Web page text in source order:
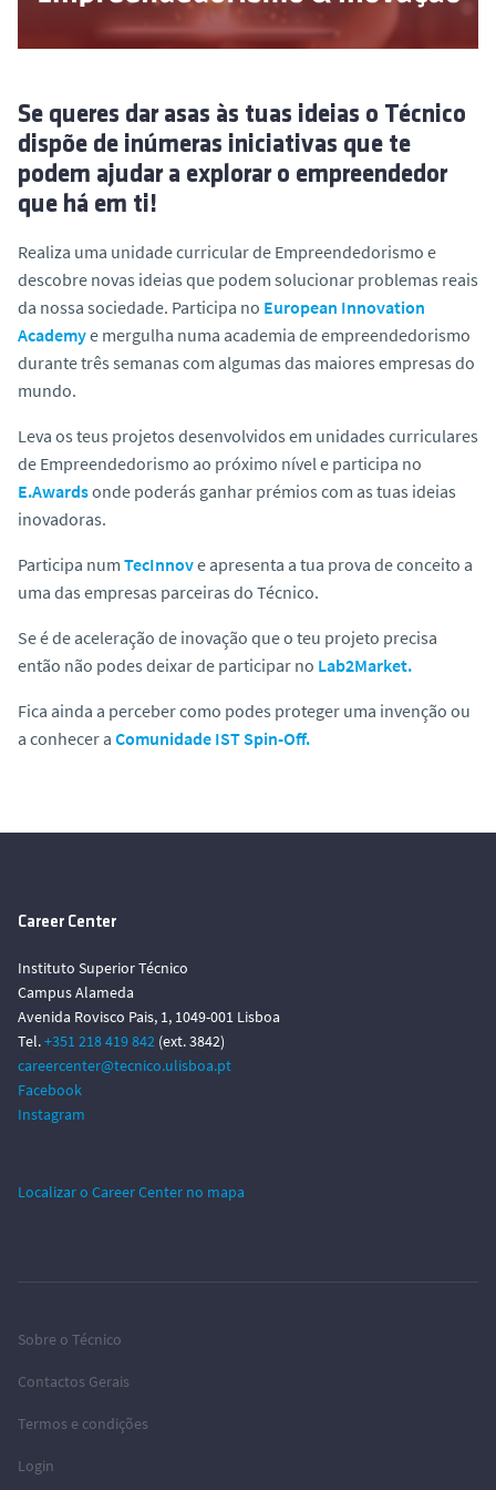
Se queres dar asas às tuas ideias o Técnico
dispõe de inúmeras iniciativas que te
podem ajudar a explorar o empreendedor
que há em ti!
Realiza uma unidade curricular de Empreendedorismo e
descobre novas ideias que podem solucionar problemas reais
da nossa sociedade. Participa no European Innovation
Academye mergulha numa academia de empreendedorismo
durante três semanas com algumas das maiores empresas do
mundo.
Leva os teus projetos desenvolvidos em unidades curriculares
de Empreendedorismo ao próximo nível e participa no
E.Awardsonde poderás ganhar prémios com as tuas ideias
inovadoras.
Participa num TecInnove apresenta a tua prova de conceito a
uma das empresas parceiras do Técnico.
Se é de aceleração de inovação que o teu projeto precisa
então não podes deixar de participar no Lab2Market.
Fica ainda a perceber como podes proteger uma invenção ou
a conhecer a Comunidade IST Spin-Off.
Career Center
Instituto Superior Técnico
Campus Alameda
Avenida Rovisco Pais, 1, 1049-001 Lisboa
Tel.+351 218 419 842 (ext. 3842)
careercenter@tecnico.ulisboa.pt
Facebook
Instagram
Localizar o Career Center no mapa
Sobre o Técnico
Contactos Gerais
Termos e condições
Login